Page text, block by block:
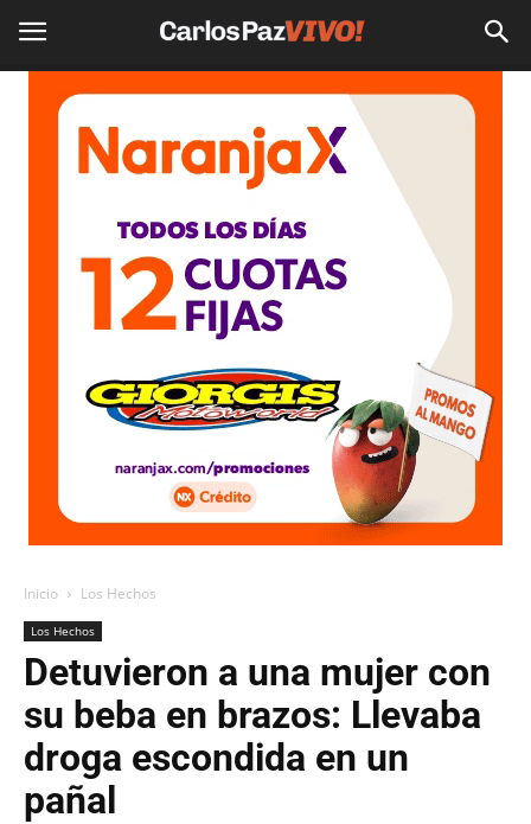
Inicio Los Hechos
Los Hechos
Detuvieron a una mujer con
su beba en brazos: Llevaba
droga escondida en un
pañal